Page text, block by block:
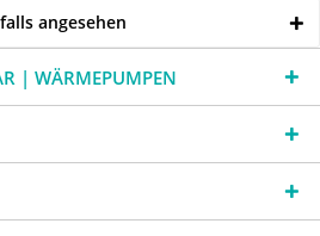
angesehen
| WÄRMEPUMPEN